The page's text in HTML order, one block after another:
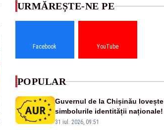
URMĂREȘTE-NE PE
Facebook YouTube
POPULAR
Guvernul de la Chișinău
simbolurile identității naționale!
română nu se economisește!
31 iul. 2026, 09:51